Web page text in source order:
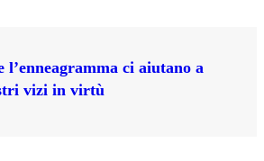
l’enneagramma ci aiutano a
vizi in virtù